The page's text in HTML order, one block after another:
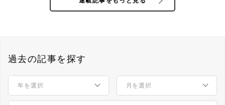
過去の記事を探す